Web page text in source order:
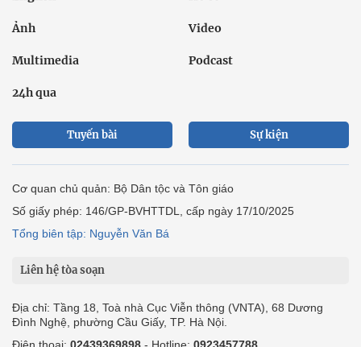
Ảnh Video
Multimedia Podcast
24h qua
Tuyến bài Sự kiện
Cơ quan chủ quản: Bộ Dân tộc và Tôn giáo
Số giấy phép: 146/GP-BVHTTDL, cấp ngày 17/10/2025
Tổng biên tập: Nguyễn Văn Bá
Liên hệ tòa soạn
Địa chỉ: Tầng 18, Toà nhà Cục Viễn thông (VNTA), 68 Dương
Đình Nghệ, phường Cầu Giấy, TP. Hà Nội.